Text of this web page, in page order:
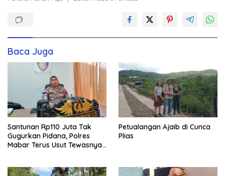
Baca Juga
Santunan Rp110 Juta Tak
Gugurkan Pidana, Polres
Mabar Terus Usut Tewasnya
Petualangan Ajaib di Cunca
Plias